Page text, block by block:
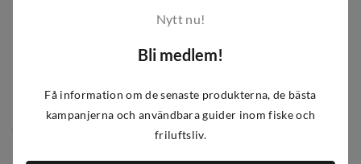
insekter som mygg, flått, hjortelus, maur, fluer og knott.
Insect Shield var det første EPA-registrerte
insektsmiddelet som er godkjent for bruk i klær allerede
plagg. Insect Shield er mye brukt av mennesker som
jobber i utsatte insektsområder som regnskoer, tropene,
myr- og våtmarkesområder. Det er av den grunn også
Nytt nu!
Bli medlem!
Få information om de senaste produkterna, de bästa
kampanjerna och användbara guider inom fiske och
friluftsliv.